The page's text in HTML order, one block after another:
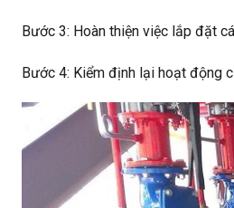
Bước 3: Hoàn thiện việc lắp đặt
Bước 4: Kiểm định lại hoạt động